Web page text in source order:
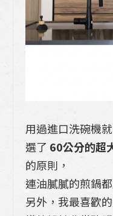
用過進口洗碗機
選了 60公分的超
的原則，
連油膩膩的煎鍋
另外，我最喜歡